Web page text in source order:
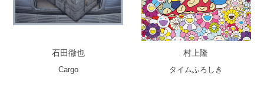
石田徹也
Cargo
村上隆
タイムふろしき